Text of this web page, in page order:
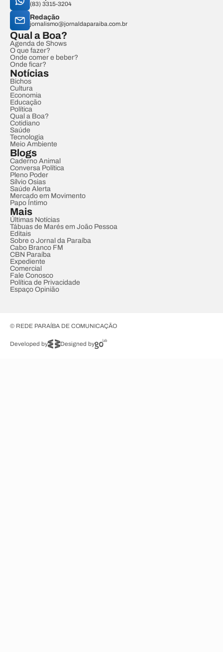
(83) 3315-3204
Redação
jornalismo@jornaldaparaiba.com.br
Qual a Boa?
Agenda de Shows
O que fazer?
Onde comer e beber?
Onde ficar?
Notícias
Bichos
Cultura
Economia
Educação
Política
Qual a Boa?
Cotidiano
Saúde
Tecnologia
Meio Ambiente
Blogs
Caderno Animal
Conversa Política
Pleno Poder
Sílvio Osias
Saúde Alerta
Mercado em Movimento
Papo Íntimo
Mais
Últimas Notícias
Tábuas de Marés em João Pessoa
Editais
Sobre o Jornal da Paraíba
Cabo Branco FM
CBN Paraíba
Expediente
Comercial
Fale Conosco
Política de Privacidade
Espaço Opinião
© REDE PARAÍBA DE COMUNICAÇÃO
Developed by Designed by